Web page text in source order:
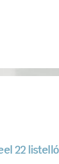
22 listelló